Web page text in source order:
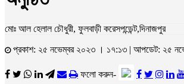
মোঃ আল হেলাল চৌধুরী, ফুলবাড়ী করেসপন্ডেন্ট,দিনাজপুর
প্রকাশ: ২৫ নভেম্বর ২০২৩ । ১৭:১৩ | আপডেট: ২৫
ফলো করুন-